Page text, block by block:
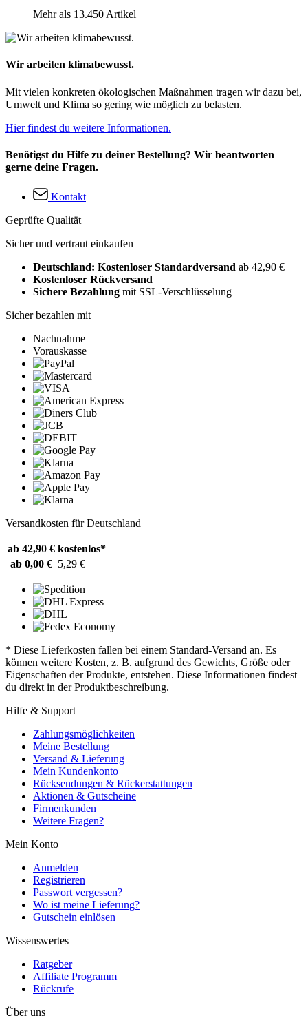
Mehr als 13.450 Artikel
Wir arbeiten klimabewusst.
Mit vielen konkreten ökologischen Maßnahmen tragen wir dazu bei,
Umwelt und Klima so gering wie möglich zu belasten.
Hier findest du weitere Informationen.
Benötigst du Hilfe zu deiner Bestellung? Wir beantworten
gerne deine Fragen.
Kontakt
Geprüfte Qualität
Sicher und vertraut einkaufen
Deutschland: Kostenloser Standardversand ab 42,90 €
Kostenloser Rückversand
Sichere Bezahlung mit SSL-Verschlüsselung
Sicher bezahlen mit
Nachnahme
Vorauskasse
Versandkosten für Deutschland
ab 42,90 € kostenlos*
ab 0,00 € 5,29 €
* Diese Lieferkosten fallen bei einem Standard-Versand an. Es
können weitere Kosten, z. B. aufgrund des Gewichts, Größe oder
Eigenschaften der Produkte, entstehen. Diese Informationen findest
du direkt in der Produktbeschreibung.
Hilfe & Support
Zahlungsmöglichkeiten
Meine Bestellung
Versand & Lieferung
Mein Kundenkonto
Rücksendungen & Rückerstattungen
Aktionen & Gutscheine
Firmenkunden
Weitere Fragen?
Mein Konto
Anmelden
Registrieren
Passwort vergessen?
Wo ist meine Lieferung?
Gutschein einlösen
Wissenswertes
Ratgeber
Affiliate Programm
Rückrufe
Über uns